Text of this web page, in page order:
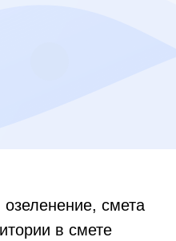
озеленение, смета
в смете